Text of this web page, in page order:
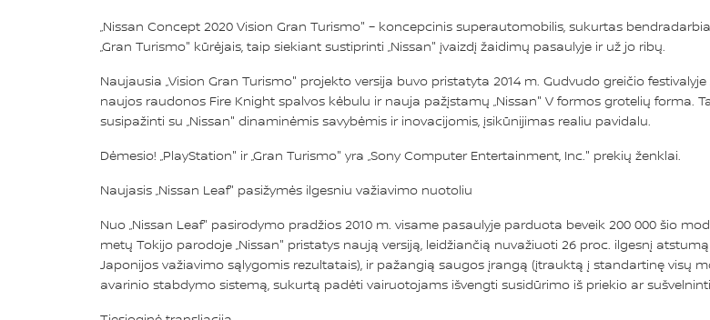
„Nissan Concept 2020 Vision Gran Turismo" – koncepcinis superautomobilis, sukurtas
„Gran Turismo" kūrėjais, taip siekiant sustiprinti „Nissan" įvaizdį žaidimų pasaulyje ir už jo ribų.
Naujausia „Vision Gran Turismo" projekto versija buvo pristatyta 2014 m. Gudvudo greičio
naujos raudonos Fire Knight spalvos kėbulu ir nauja pažįstamų „Nissan" V formos grotelių forma.
susipažinti su „Nissan" dinaminėmis savybėmis ir inovacijomis, įsikūnijimas realiu pavidalu.
Dėmesio! „PlayStation" ir „Gran Turismo" yra „Sony Computer Entertainment, Inc." prekių ženklai.
Naujasis „Nissan Leaf" pasižymės ilgesniu važiavimo nuotoliu
Nuo „Nissan Leaf" pasirodymo pradžios 2010 m. visame pasaulyje parduota beveik 200 000 šio
metų Tokijo parodoje „Nissan" pristatys naują versiją, leidžiančią nuvažiuoti 26 proc. ilgesnį
Japonijos važiavimo sąlygomis rezultatais), ir pažangią saugos įrangą (įtrauktą į standartinę visų
avarinio stabdymo sistemą, sukurtą padėti vairuotojams išvengti susidūrimo iš priekio ar